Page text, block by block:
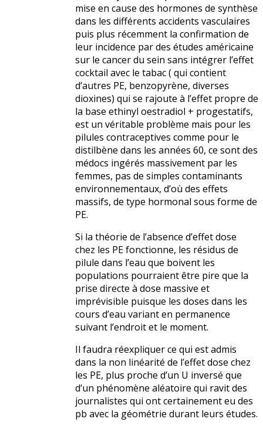
mise en cause des hormones de synthèse
dans les différents accidents vasculaires
puis plus récemment la confirmation de
leur incidence par des études américaine
sur le cancer du sein sans intégrer l’effet
cocktail avec le tabac ( qui contient
d’autres PE, benzopyrène, diverses
dioxines) qui se rajoute à l’effet propre de
la base ethinyl oestradiol + progestatifs,
est un véritable problème mais pour les
pilules contraceptives comme pour le
distilbène dans les années 60, ce sont des
médocs ingérés massivement par les
femmes, pas de simples contaminants
environnementaux, d’où des effets
massifs, de type hormonal sous forme de
PE.
Si la théorie de l’absence d’effet dose
chez les PE fonctionne, les résidus de
pilule dans l’eau que boivent les
populations pourraient être pire que la
prise directe à dose massive et
imprévisible puisque les doses dans les
cours d’eau variant en permanence
suivant l’endroit et le moment.
Il faudra réexpliquer ce qui est admis
dans la non linéarité de l’effet dose chez
les PE, plus proche d’un U inversé que
d’un phénomène aléatoire qui ravit des
journalistes qui ont certainement eu des
pb avec la géométrie durant leurs études.